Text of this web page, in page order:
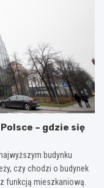
– gdzie się
budynku
czy chodzi o budynek
funkcją mieszkaniową.